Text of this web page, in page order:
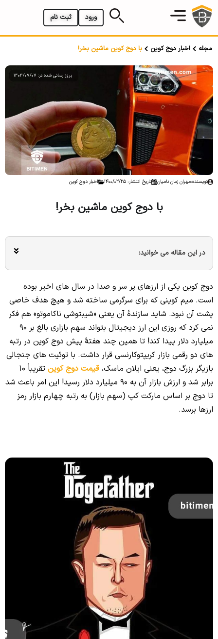
ثبت نام ورود
مجله اخبار دوج کوین با دوج کوین ماشین بخر!
بروز رسانی شده در: 1404/07/07
نویسنده:مهران زمان نامیان تاریخ انتشار: 1400/02/25 اخبار دوج کوین
با دوج کوین ماشین بخر!
در این مقاله می خوانید:
دوج کوین یکی از ارزهای پر سر و صدا در سال های اخیر بوده
است. میم کوینی که برای سرگرمی ساخته شد و هیچ هدف خاصی
پشت آن نبود. شاید سازندۀ آن یعنی «شیبتوشی ناکاموتو» هم فکر
نمی کرد که روزی این ارز دیجیتال بتواند سهم بازاری بالغ بر 90
میلیارد دلار پیدا کند! تا همین چند هفتۀ پیش دوج کوین در رتبه
های دو رقمی بازار کریپتوکارنسی قرار داشت. با توئیت های جنجالی
بازیگر بزرگ دوج، یعنی ایلان ماسک، قیمت دوج کوین
تقریباً 10
برابر شد و ارزش بازار آن به 90 میلیارد دلار رسید! این امر باعث شد
تا دوج بر اساس مارکت کپ (سهم بازار) به رتبه چهارم بازار رمز
ارزها برسد.